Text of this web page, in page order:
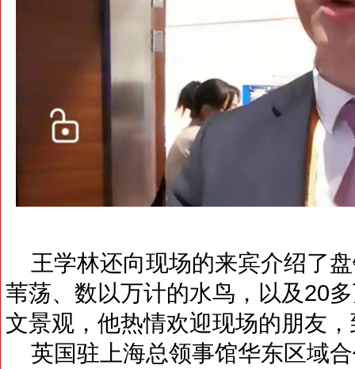
王学林还向现场的来宾介绍了
苇荡、数以万计的水鸟，以及20
文景观，他热情欢迎现场的朋友
英国驻上海总领事馆华东区域